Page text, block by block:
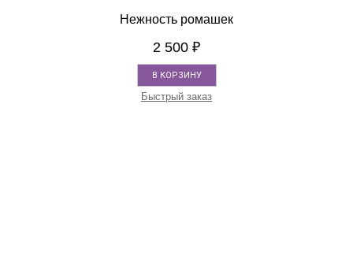
Нежность ромашек
2 500 ₽
В КОРЗИНУ
Быстрый заказ